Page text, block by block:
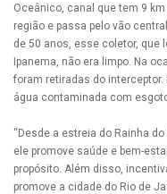
Oceânico, canal que tem 9
região e passa pelo vão
de 50 anos, esse coletor, que
Ipanema, não era limpo. Na
foram retiradas do
água contaminada com
“Desde a estreia do Rainha
ele promove saúde e bem-
propósito. Além disso,
promove a cidade do Rio de